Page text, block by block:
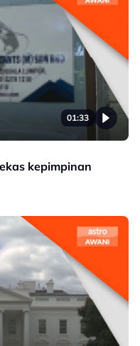
01:33
kepimpinan